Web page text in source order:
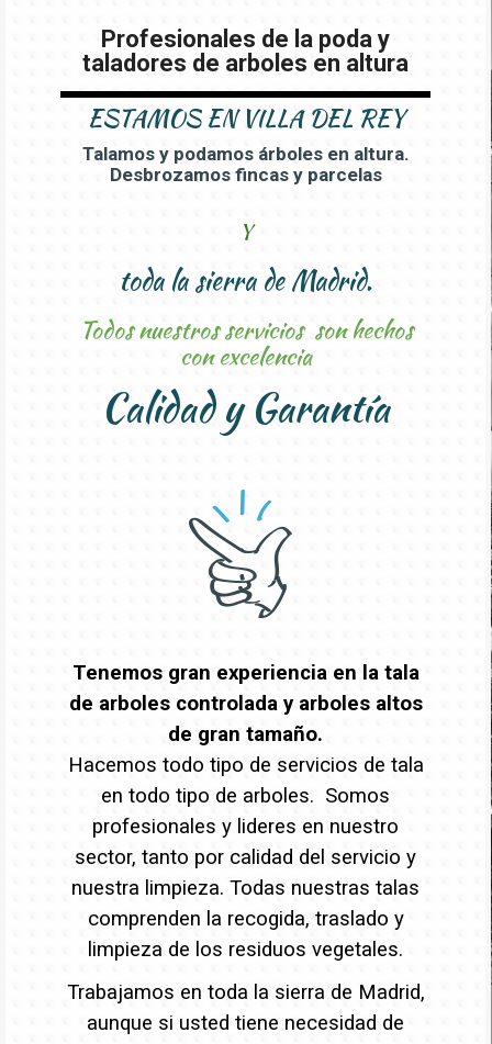
Profesionales de la poda y
taladores de arboles en altura
ESTAMOS EN VILLA DEL REY
Talamos y podamos árboles en altura.
Desbrozamos fincas y parcelas
Y
toda la sierra de Madrid.
Todos nuestros servicios son hechos
con excelencia
Calidad y Garantía
Tenemos gran experiencia en la tala
de arboles controlada y arboles altos
de gran tamaño.
Hacemos todo tipo de servicios de tala
en todo tipo de arboles. Somos
profesionales y lideres en nuestro
sector, tanto por calidad del servicio y
nuestra limpieza. Todas nuestras talas
comprenden la recogida, traslado y
limpieza de los residuos vegetales.
Trabajamos en toda la sierra de Madrid,
aunque si usted tiene necesidad de